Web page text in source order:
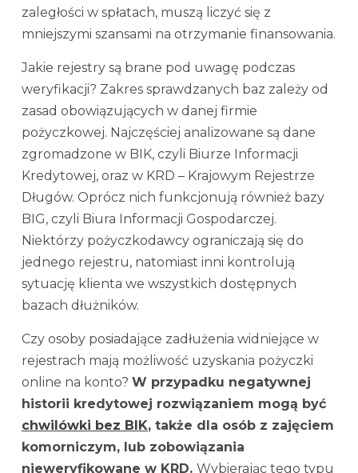
zaległości w spłatach, muszą liczyć się z
mniejszymi szansami na otrzymanie finansowania.
Jakie rejestry są brane pod uwagę podczas
weryfikacji? Zakres sprawdzanych baz zależy od
zasad obowiązujących w danej firmie
pożyczkowej. Najczęściej analizowane są dane
zgromadzone w BIK, czyli Biurze Informacji
Kredytowej, oraz w KRD – Krajowym Rejestrze
Długów. Oprócz nich funkcjonują również bazy
BIG, czyli Biura Informacji Gospodarczej.
Niektórzy pożyczkodawcy ograniczają się do
jednego rejestru, natomiast inni kontrolują
sytuację klienta we wszystkich dostępnych
bazach dłużników.
Czy osoby posiadające zadłużenia widniejące w
rejestrach mają możliwość uzyskania pożyczki
online na konto? W przypadku negatywnej
historii kredytowej rozwiązaniem mogą być
chwilówki bez BIK, także dla osób z zajęciem
komorniczym, lub zobowiązania
nieweryfikowane w KRD. Wybierając tego typu